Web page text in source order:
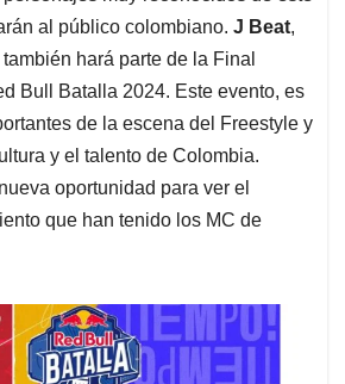
al público colombiano. J Beat,
hará parte de la Final
Bull Batalla 2024. Este evento, es
de la escena del Freestyle y
y el talento de Colombia.
oportunidad para ver el
que han tenido los MC de